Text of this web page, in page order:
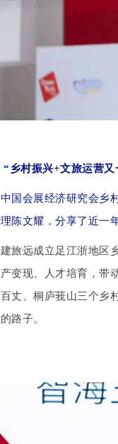
“乡村振兴+文旅运营
中国会展经济研究会乡
理陈文耀，分享了近一
建旅远成立足江浙地区
产变现、人才培育，带
百丈、桐庐莪山三个乡
的路子。